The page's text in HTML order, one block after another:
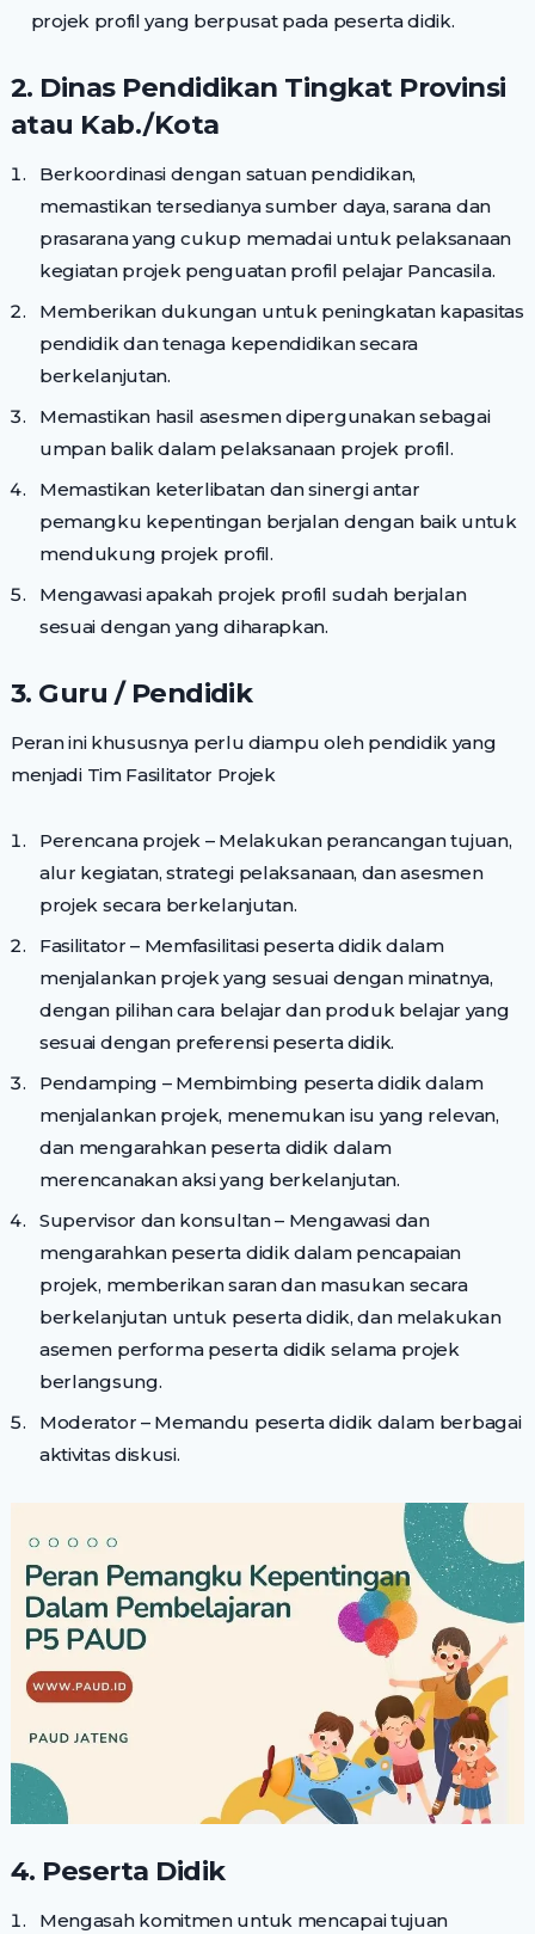
projek profil yang berpusat pada peserta didik.
2. Dinas Pendidikan Tingkat Provinsi
atau Kab./Kota
Berkoordinasi dengan satuan pendidikan,
memastikan tersedianya sumber daya, sarana dan
prasarana yang cukup memadai untuk pelaksanaan
kegiatan projek penguatan profil pelajar Pancasila.
Memberikan dukungan untuk peningkatan kapasitas
pendidik dan tenaga kependidikan secara
berkelanjutan.
Memastikan hasil asesmen dipergunakan sebagai
umpan balik dalam pelaksanaan projek profil.
Memastikan keterlibatan dan sinergi antar
pemangku kepentingan berjalan dengan baik untuk
mendukung projek profil.
Mengawasi apakah projek profil sudah berjalan
sesuai dengan yang diharapkan.
3. Guru / Pendidik
Peran ini khususnya perlu diampu oleh pendidik yang
menjadi Tim Fasilitator Projek
Perencana projek – Melakukan perancangan tujuan,
alur kegiatan, strategi pelaksanaan, dan asesmen
projek secara berkelanjutan.
Fasilitator – Memfasilitasi peserta didik dalam
menjalankan projek yang sesuai dengan minatnya,
dengan pilihan cara belajar dan produk belajar yang
sesuai dengan preferensi peserta didik.
Pendamping – Membimbing peserta didik dalam
menjalankan projek, menemukan isu yang relevan,
dan mengarahkan peserta didik dalam
merencanakan aksi yang berkelanjutan.
Supervisor dan konsultan – Mengawasi dan
mengarahkan peserta didik dalam pencapaian
projek, memberikan saran dan masukan secara
berkelanjutan untuk peserta didik, dan melakukan
asemen performa peserta didik selama projek
berlangsung.
Moderator – Memandu peserta didik dalam berbagai
aktivitas diskusi.
4. Peserta Didik
Mengasah komitmen untuk mencapai tujuan